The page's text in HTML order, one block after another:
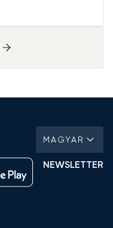
MAGYAR
NEWSLETTER